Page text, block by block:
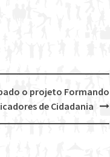
o projeto Formando
de Cidadania